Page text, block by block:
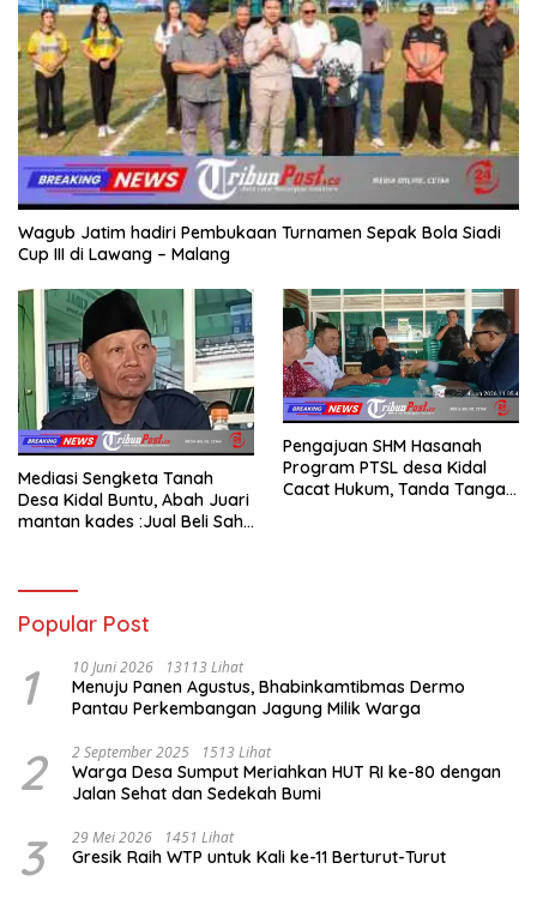
Wagub Jatim hadiri Pembukaan Turnamen Sepak Bola Siadi
Cup III di Lawang – Malang
Mediasi Sengketa Tanah
Desa Kidal Buntu, Abah Juari
mantan kades :Jual Beli Sah,
Membatalkan Hak Warga.
Pengajuan SHM Hasanah
Program PTSL desa Kidal
Cacat Hukum, Tanda Tangan
Popular Post
1 10 Juni 2026 13113 Lihat
Menuju Panen Agustus, Bhabinkamtibmas Dermo
Pantau Perkembangan Jagung Milik Warga
2 2 September 2025 1513 Lihat
Warga Desa Sumput Meriahkan HUT RI ke-80 dengan
Jalan Sehat dan Sedekah Bumi ‎
3 29 Mei 2026 1451 Lihat
Gresik Raih WTP untuk Kali ke-11 Berturut-Turut